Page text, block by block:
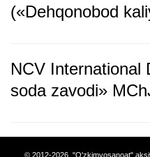
(«Dehqonobod
NCV International
soda zavodi»
© 2012-2026, "O'zkimyosanoat"